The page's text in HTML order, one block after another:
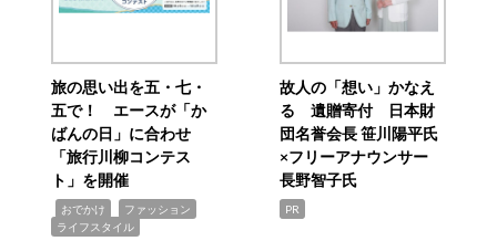
旅の思い出を五・七・
五で！ エースが「か
ばんの日」に合わせ
「旅行川柳コンテス
ト」を開催
おでかけ ファッション
ライフスタイル
故人の「想い」かなえ
る 遺贈寄付 日本財
団名誉会長 笹川陽平氏
×フリーアナウンサー
長野智子氏
PR